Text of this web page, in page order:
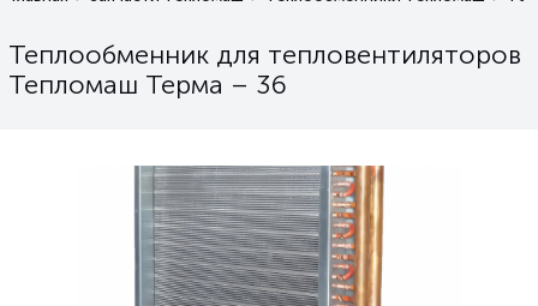
Теплообменник для тепловентиляторов
Тепломаш Терма – 36